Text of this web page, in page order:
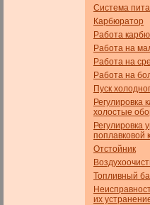
Система
Карбюратор
Работа
Работа на
Работа на
Работа на
Пуск
Регулировка
холостые
Регулировка
поплавковой
Отстойник
Топливный
их